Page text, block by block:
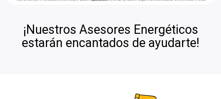
¡Nuestros Asesores Energéticos
estarán encantados de ayudarte!